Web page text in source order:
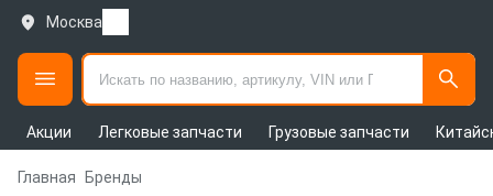
Москва
Акции Легковые запчасти Грузовые запчасти
Главная Бренды